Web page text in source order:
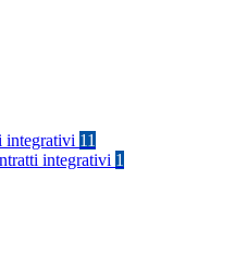
integrativi 11
integrativi 1